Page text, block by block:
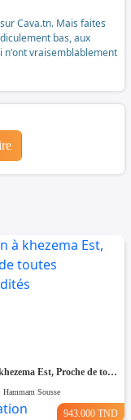
Cava.tn. Mais faites
bas, aux
n'ont vraisemblablement
Terrain à khezema Est, Proche de toutes Commodités
Hammam Sousse
943.000 TND